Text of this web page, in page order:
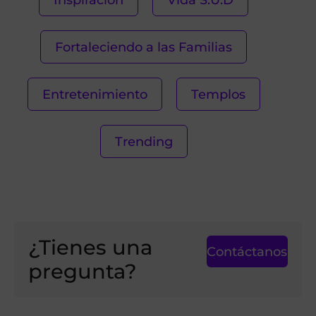
Fortaleciendo a las Familias
Entretenimiento Templos
Trending
¿Tienes una
pregunta?
Contáctanos